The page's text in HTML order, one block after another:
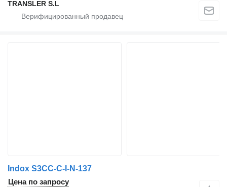
TRANSLER S.L
Indox S3CC-C-I-N-137
Цена по запросу